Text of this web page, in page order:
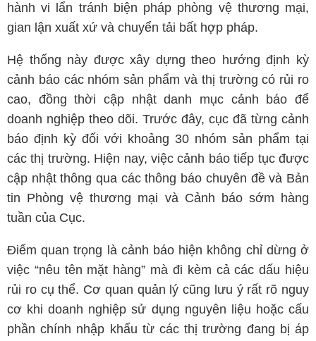
hành vi lẩn tránh biện pháp phòng vệ thương mại,
gian lận xuất xứ và chuyển tải bất hợp pháp.
Hệ thống này được xây dựng theo hướng định kỳ
cảnh báo các nhóm sản phẩm và thị trường có rủi ro
cao, đồng thời cập nhật danh mục cảnh báo để
doanh nghiệp theo dõi. Trước đây, cục đã từng cảnh
báo định kỳ đối với khoảng 30 nhóm sản phẩm tại
các thị trường. Hiện nay, việc cảnh báo tiếp tục được
cập nhật thông qua các thông báo chuyên đề và Bản
tin Phòng vệ thương mại và Cảnh báo sớm hàng
tuần của Cục.
Điểm quan trọng là cảnh báo hiện không chỉ dừng ở
việc “nêu tên mặt hàng” mà đi kèm cả các dấu hiệu
rủi ro cụ thể. Cơ quan quản lý cũng lưu ý rất rõ nguy
cơ khi doanh nghiệp sử dụng nguyên liệu hoặc cấu
phần chính nhập khẩu từ các thị trường đang bị áp